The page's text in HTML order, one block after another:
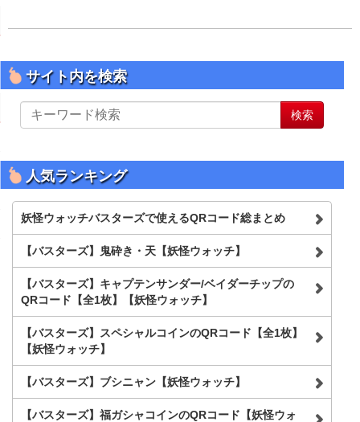
サイト内を検索
イ
を
検
索
検索
人気ランキング
妖怪ウォッチバスターズで使えるQRコード総まとめ
【バスターズ】鬼砕き・天【妖怪ウォッチ】
【バスターズ】キャプテンサンダー/ベイダーチップの
QRコード【全1枚】【妖怪ウォッチ】
【バスターズ】スペシャルコインのQRコード【全1枚】
【妖怪ウォッチ】
【バスターズ】ブシニャン【妖怪ウォッチ】
【バスターズ】福ガシャコインのQRコード【妖怪ウォ